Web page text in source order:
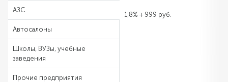
1,8% + 999 руб.
АЗС
Автосалоны
Школы, ВУЗы, учебные
заведения
Прочие предприятия